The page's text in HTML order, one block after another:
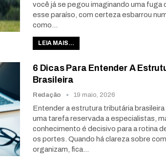
você já se pegou imaginando uma fuga
esse paraíso, com certeza esbarrou
como…
LEIA MAIS...
6 Dicas Para Entender A
Brasileira
Redação 19 maio, 2026
Entender a estrutura tributária
uma tarefa reservada a especialistas,
conhecimento é decisivo para a rotina
os portes. Quando há clareza sobre
organizam, fica